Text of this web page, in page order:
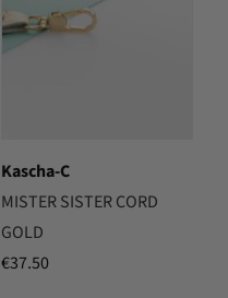
Kascha-C
MISTER SISTER CORD
GOLD
€37.50